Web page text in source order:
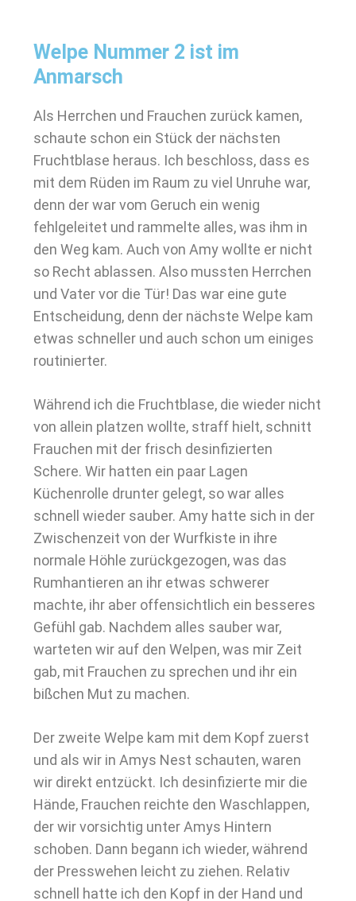
Welpe Nummer 2 ist im
Anmarsch
Als Herrchen und Frauchen zurück kamen,
schaute schon ein Stück der nächsten
Fruchtblase heraus. Ich beschloss, dass es
mit dem Rüden im Raum zu viel Unruhe war,
denn der war vom Geruch ein wenig
fehlgeleitet und rammelte alles, was ihm in
den Weg kam. Auch von Amy wollte er nicht
so Recht ablassen. Also mussten Herrchen
und Vater vor die Tür! Das war eine gute
Entscheidung, denn der nächste Welpe kam
etwas schneller und auch schon um einiges
routinierter.
Während ich die Fruchtblase, die wieder nicht
von allein platzen wollte, straff hielt, schnitt
Frauchen mit der frisch desinfizierten
Schere. Wir hatten ein paar Lagen
Küchenrolle drunter gelegt, so war alles
schnell wieder sauber. Amy hatte sich in der
Zwischenzeit von der Wurfkiste in ihre
normale Höhle zurückgezogen, was das
Rumhantieren an ihr etwas schwerer
machte, ihr aber offensichtlich ein besseres
Gefühl gab. Nachdem alles sauber war,
warteten wir auf den Welpen, was mir Zeit
gab, mit Frauchen zu sprechen und ihr ein
bißchen Mut zu machen.
Der zweite Welpe kam mit dem Kopf zuerst
und als wir in Amys Nest schauten, waren
wir direkt entzückt. Ich desinfizierte mir die
Hände, Frauchen reichte den Waschlappen,
der wir vorsichtig unter Amys Hintern
schoben. Dann begann ich wieder, während
der Presswehen leicht zu ziehen. Relativ
schnell hatte ich den Kopf in der Hand und